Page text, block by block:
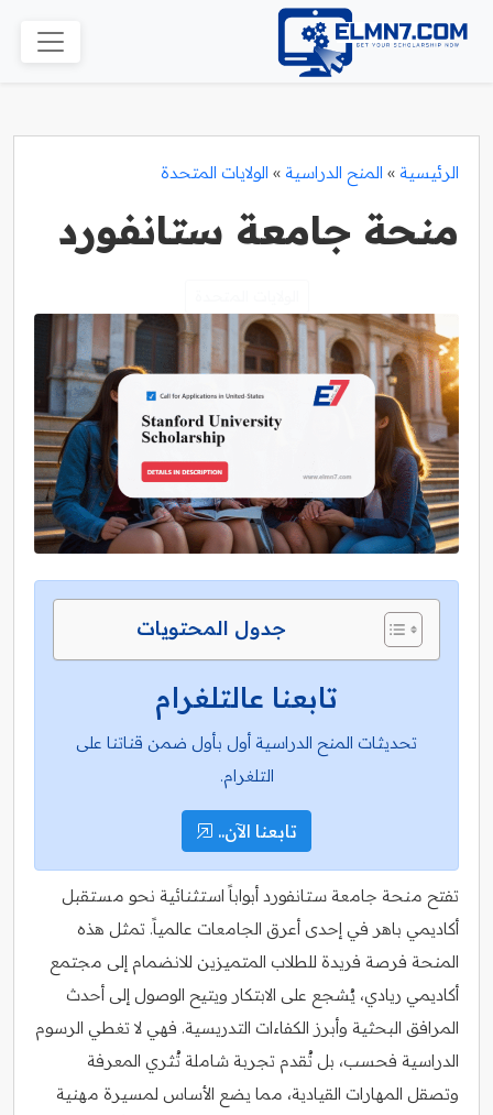
الرئيسية » المنح الدراسية » الولايات المتحدة
منحة جامعة ستانفورد
جدول المحتويات
تابعنا عالتلغرام
تحديثات المنح الدراسية أول بأول ضمن قناتنا على
التلغرام.
تابعنا الآن..
تفتح منحة جامعة ستانفورد أبواباً استثنائية نحو مستقبل
أكاديمي باهر في إحدى أعرق الجامعات عالمياً. تمثل هذه
المنحة فرصة فريدة للطلاب المتميزين للانضمام إلى مجتمع
أكاديمي ريادي، يُشجع على الابتكار ويتيح الوصول إلى أحدث
المرافق البحثية وأبرز الكفاءات التدريسية. فهي لا تغطي الرسوم
الدراسية فحسب، بل تُقدم تجربة شاملة تُثري المعرفة
وتصقل المهارات القيادية، مما يضع الأساس لمسيرة مهنية